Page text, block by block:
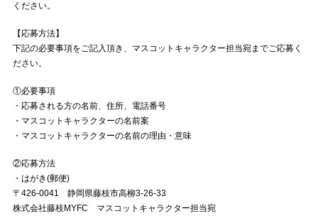
ください。
【応募方法】
下記の必要事項をご記入頂き、マスコットキャラクター担当宛までご応募く
ださい。
①必要事項
・応募される方の名前、住所、電話番号
・マスコットキャラクターの名前案
・マスコットキャラクターの名前の理由・意味
②応募方法
・はがき(郵便)
〒426-0041 静岡県藤枝市高柳3-26-33
株式会社藤枝MYFC マスコットキャラクター担当宛